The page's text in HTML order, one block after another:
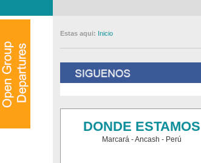
Estas aqui: Inicio
DONDE ESTAMOS
Marcará - Ancash - Perú